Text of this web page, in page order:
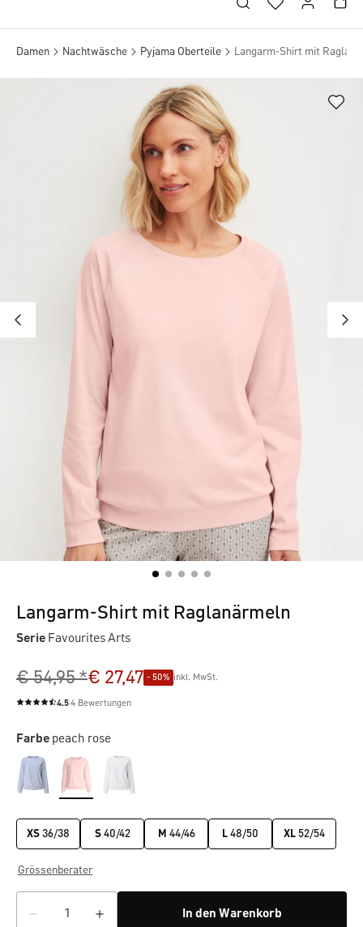
Damen Nachtwäsche Pyjama Oberteile Langarm-Shirt mit
Langarm-Shirt mit Raglanärmeln
Serie Favourites Arts
€ 54,95 *€ 27,47 - 50% inkl. MwSt.
Durchschnittliche Bewertung von 4.5 von 5 Sternen
4.54 Bewertungen
Farbe peach rose
XS 36/38 S40/42 M 44/46 L 48/50 XL 52/54
Grössenberater
In den Warenkorb